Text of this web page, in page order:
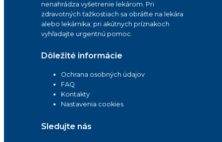
nenahrádza vyšetrenie lekárom. Pri
zdravotných ťažkostiach sa obráťte na lekára
alebo lekárnika; pri akútnych príznakoch
vyhľadajte urgentnú pomoc.
Dôležité informácie
Ochrana osobných údajov
FAQ
Kontakty
Nastavenia cookies
Sledujte nás